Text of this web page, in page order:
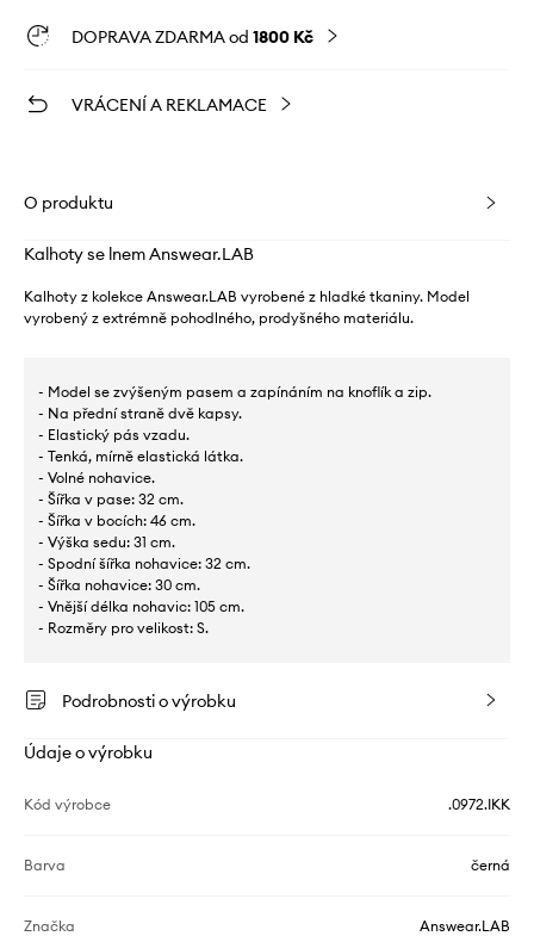
DOPRAVA ZDARMA od 1800 Kč
VRÁCENÍ A REKLAMACE
O produktu
Kalhoty se lnem Answear.LAB
Kalhoty z kolekce Answear.LAB vyrobené z hladké tkaniny. Model
vyrobený z extrémně pohodlného, ​​prodyšného materiálu.
- Model se zvýšeným pasem a zapínáním na knoflík a zip.
- Na přední straně dvě kapsy.
- Elastický pás vzadu.
- Tenká, mírně elastická látka.
- Volné nohavice.
- Šířka v pase: 32 cm.
- Šířka v bocích: 46 cm.
- Výška sedu: 31 cm.
- Spodní šířka nohavice: 32 cm.
- Šířka nohavice: 30 cm.
- Vnější délka nohavic: 105 cm.
- Rozměry pro velikost: S.
Podrobnosti o výrobku
Údaje o výrobku
Kód výrobce .0972.IKK
Barva černá
Značka Answear.LAB